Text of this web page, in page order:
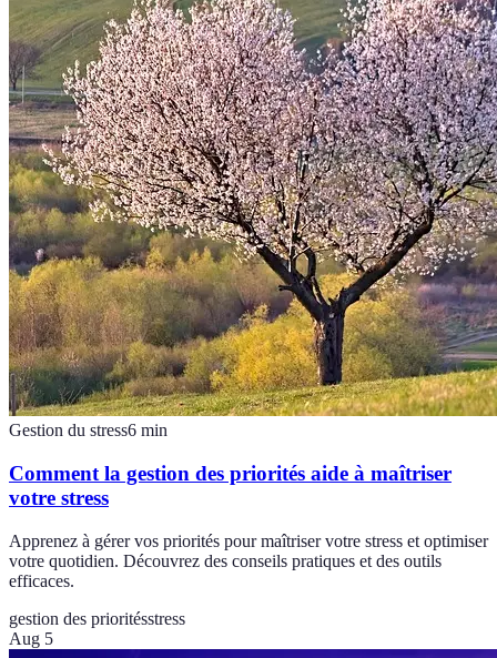
Gestion du stress6 min
Comment la gestion des priorités aide à maîtriser
votre stress
Apprenez à gérer vos priorités pour maîtriser votre stress et optimiser
votre quotidien. Découvrez des conseils pratiques et des outils
efficaces.
gestion des prioritésstress
Aug 5